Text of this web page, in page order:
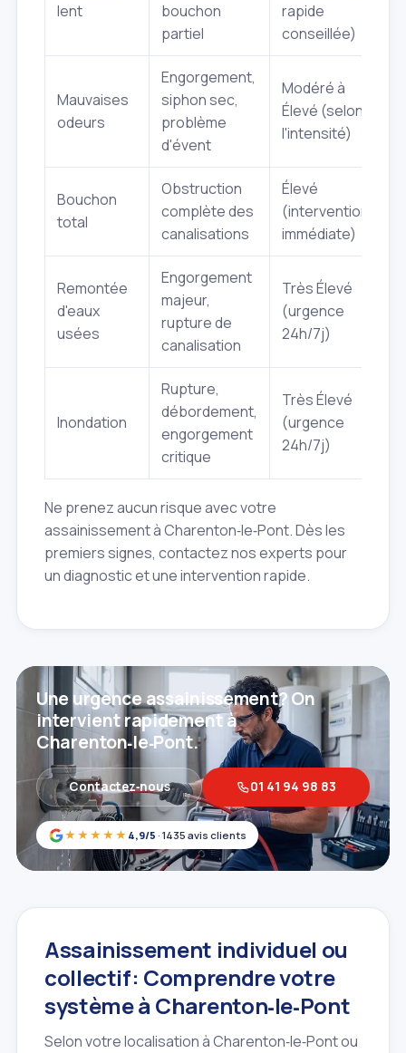
lent
bouchon
partiel
rapide
conseillée)
Mauvaises
odeurs
Engorgement,
siphon sec,
problème
d'évent
Modéré à
Élevé (selon
l'intensité)
Bouchon
total
Obstruction
complète des
canalisations
Élevé
(intervention
immédiate)
Remontée
d'eaux
usées
Engorgement
majeur,
rupture de
canalisation
Très Élevé
(urgence
24h/7j)
Inondation
Rupture,
débordement,
engorgement
critique
Très Élevé
(urgence
24h/7j)
Ne prenez aucun risque avec votre
assainissement à Charenton‑le‑Pont. Dès les
premiers signes, contactez nos experts pour
un diagnostic et une intervention rapide.
★★★★★ 4,9/5 · 1435 avis clients
Une urgence assainissement? On
intervient rapidement à
Charenton‑le‑Pont.
Contactez‑nous 01 41 94 98 83
Assainissement individuel ou
collectif: Comprendre votre
système à Charenton‑le‑Pont
Selon votre localisation à Charenton‑le‑Pont ou